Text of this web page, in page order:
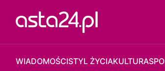
WIADOMOŚCISTYL ŻYCIAKULTURA